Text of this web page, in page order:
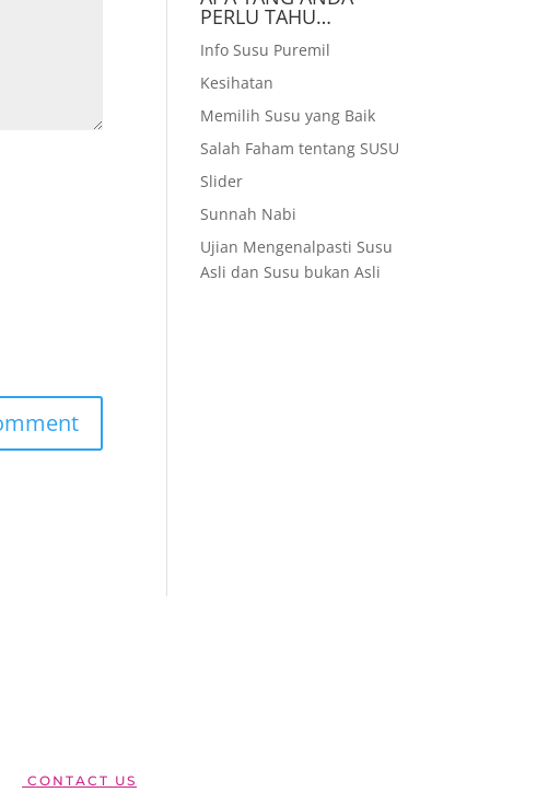
PERLU TAHU…
Info Susu Puremil
Kesihatan
Memilih Susu yang Baik
Salah Faham tentang SUSU
Slider
Sunnah Nabi
Ujian Mengenalpasti Susu
Asli dan Susu bukan Asli
CONTACT US